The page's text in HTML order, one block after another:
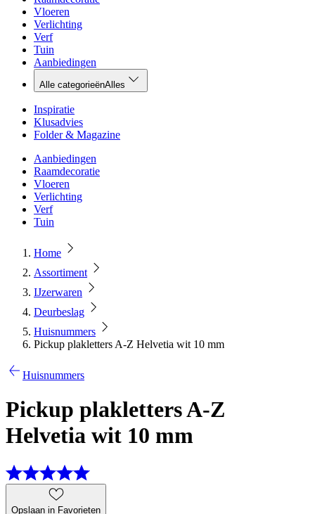
Vloeren
Verlichting
Verf
Tuin
Aanbiedingen
Alle categorieënAlles
Inspiratie
Klusadvies
Folder & Magazine
Aanbiedingen
Raamdecoratie
Vloeren
Verlichting
Verf
Tuin
Home
Assortiment
IJzerwaren
Deurbeslag
Huisnummers
Pickup plakletters A-Z Helvetia wit 10 mm
Huisnummers
Pickup plakletters A-Z
Helvetia wit 10 mm
Opslaan in Favorieten